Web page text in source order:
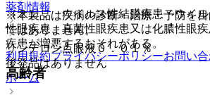
薬剤情報
リンデロン点眼液０．０１％
後発品はありません
ホーム
（２）． ウイルス性結膜疾患・ウイ
性眼疾患、真菌性眼疾患又は化膿性眼
疾患が増悪するおそれがある。
高齢者
※本製品は疾病の診断・治療・予防を
ではありません。
利用規約プライバシーポリシーお問い